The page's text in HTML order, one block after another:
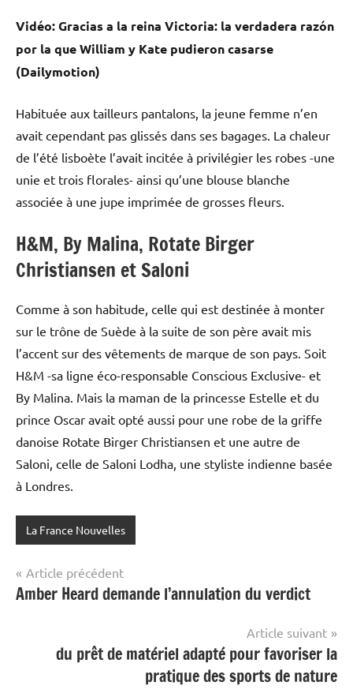
Vidéo: Gracias a la reina Victoria: la verdadera razón
por la que William y Kate pudieron casarse
(Dailymotion)
Habituée aux tailleurs pantalons, la jeune femme n’en
avait cependant pas glissés dans ses bagages. La chaleur
de l’été lisboète l’avait incitée à privilégier les robes -une
unie et trois florales- ainsi qu’une blouse blanche
associée à une jupe imprimée de grosses fleurs.
H&M, By Malina, Rotate Birger
Christiansen et Saloni
Comme à son habitude, celle qui est destinée à monter
sur le trône de Suède à la suite de son père avait mis
l’accent sur des vêtements de marque de son pays. Soit
H&M -sa ligne éco-responsable Conscious Exclusive- et
By Malina. Mais la maman de la princesse Estelle et du
prince Oscar avait opté aussi pour une robe de la griffe
danoise Rotate Birger Christiansen et une autre de
Saloni, celle de Saloni Lodha, une styliste indienne basée
à Londres.
La France Nouvelles
Navigation
de
Article précédent
Amber Heard demande l’annulation du verdict
Article suivant
du prêt de matériel adapté pour favoriser la
pratique des sports de nature